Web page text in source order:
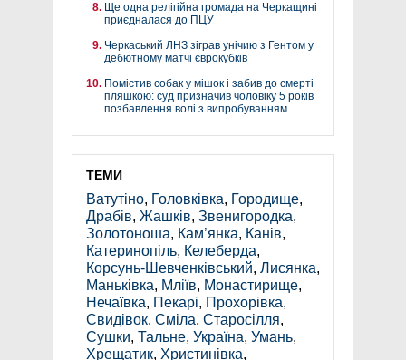
Ще одна релігійна громада на Черкащині
приєдналася до ПЦУ
Черкаський ЛНЗ зіграв унічию з Гентом у
дебютному матчі єврокубків
Помістив собак у мішок і забив до смерті
пляшкою: суд призначив чоловіку 5 років
позбавлення волі з випробуванням
ТЕМИ
Ватутіно, Головківка, Городище,
Драбів, Жашків, Звенигородка,
Золотоноша, Кам’янка, Канів,
Катеринопіль, Келеберда,
Корсунь-Шевченківський, Лисянка,
Маньківка, Мліїв, Монастирище,
Нечаївка, Пекарі, Прохорівка,
Свидівок, Сміла, Старосілля,
Сушки, Тальне, Україна, Умань,
Хрещатик, Христинівка,